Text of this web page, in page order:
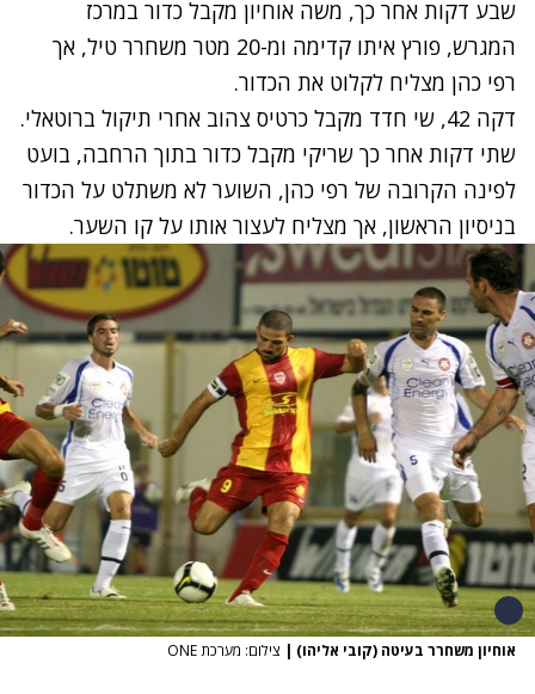
שבע דקות אחר כך, משה אוחיון מקבל כדור במרכז
המגרש, פורץ איתו קדימה ומ-20 מטר משחרר טיל, אך
רפי כהן מצליח לקלוט את הכדור.
דקה 42, שי חדד מקבל כרטיס צהוב אחרי תיקול ברוטאלי.
שתי דקות אחר כך שריקי מקבל כדור בתוך הרחבה, בועט
לפינה הקרובה של רפי כהן, השוער לא משתלט על הכדור
בניסיון הראשון, אך מצליח לעצור אותו על קו השער.
אוחיון משחרר בעיטה (קובי אליהו) | צילום: מערכת ONE